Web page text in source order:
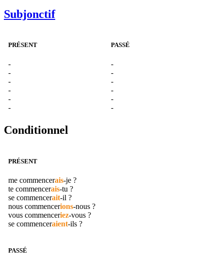
Subjonctif
PRÉSENT
-
-
-
-
-
-
PASSÉ
-
-
-
-
-
-
Conditionnel
PRÉSENT
me commencerais-je ?
te commencerais-tu ?
se commencerait-il ?
nous commencerions-nous ?
vous commenceriez-vous ?
se commenceraient-ils ?
PASSÉ